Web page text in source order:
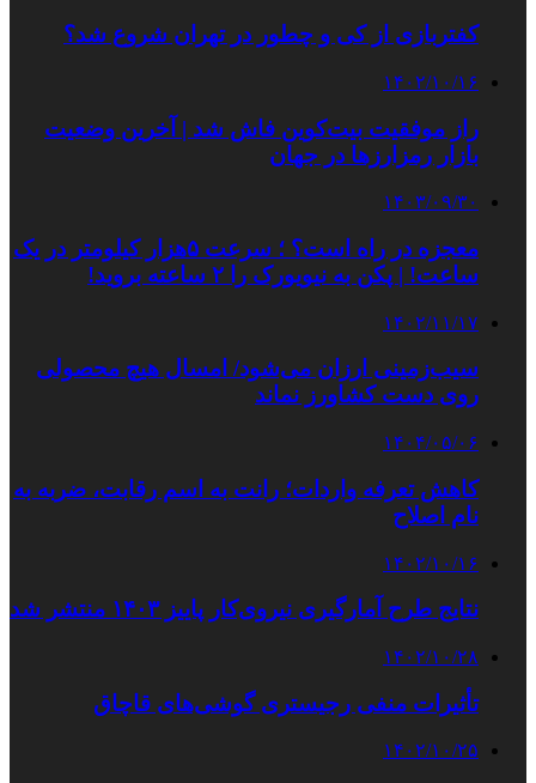
کفتربازی از کی و چطور در تهران شروع شد؟
۱۴۰۲/۱۰/۱۶
راز موفقیت بیت‌کوین فاش شد | آخرین وضعیت
بازار رمزارزها در جهان
۱۴۰۳/۰۹/۳۰
معجزه در راه است؟ ؛ سرعت ۵هزار کیلومتر در یک
ساعت! | پکن به نیویورک را ۲ ساعته بروید!
۱۴۰۲/۱۱/۱۷
سیب‌زمینی ارزان می‌شود/ امسال هیچ محصولی
روی دست کشاورز نماند
۱۴۰۴/۰۵/۰۶
کاهش تعرفه واردات؛ رانت به اسم رقابت، ضربه به
نام اصلاح
۱۴۰۲/۱۰/۱۶
نتایج طرح آمارگیری نیروی‌کار پاییز ۱۴۰۳ منتشر شد
۱۴۰۲/۱۰/۲۸
تأثیرات منفی رجیستری گوشی‌های قاچاق
۱۴۰۲/۱۰/۲۵